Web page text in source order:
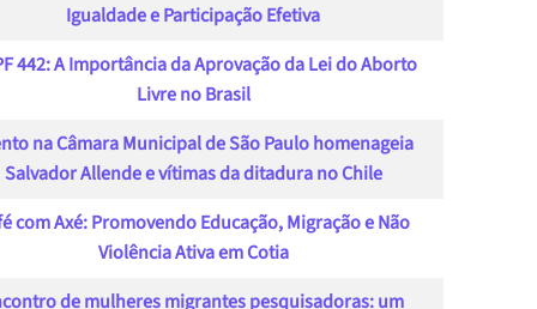
Igualdade e Participação Efetiva
442: A Importância da Aprovação da Lei do Aborto
Livre no Brasil
na Câmara Municipal de São Paulo homenageia
Salvador Allende e vítimas da ditadura no Chile
com Axé: Promovendo Educação, Migração e Não
Violência Ativa em Cotia
de mulheres migrantes pesquisadoras: um